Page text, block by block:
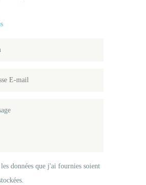
les données que j'ai fournies soient